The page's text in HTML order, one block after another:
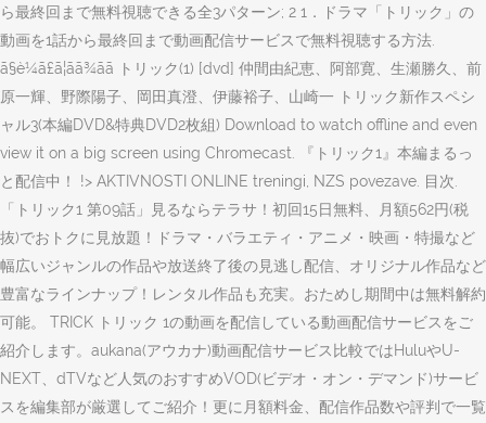
ら最終回まで無料視聴できる全3パターン; 2 1．ドラマ「トリック」の
動画を1話から最終回まで動画配信サービスで無料視聴する方法.
ã§è¼ã£ã¦ãã¾ãã トリック(1) [dvd] 仲間由紀恵、阿部寛、生瀬勝久、前
原一輝、野際陽子、岡田真澄、伊藤裕子、山崎一 トリック新作スペシ
ャル3(本編DVD&特典DVD2枚組) Download to watch offline and even
view it on a big screen using Chromecast. 『トリック1』本編まるっ
と配信中！ !> AKTIVNOSTI ONLINE treningi, NZS povezave. 目次.
「トリック1 第09話」見るならテラサ！初回15日無料、月額562円(税
抜)でおトクに見放題！ドラマ・バラエティ・アニメ・映画・特撮など
幅広いジャンルの作品や放送終了後の見逃し配信、オリジナル作品など
豊富なラインナップ！レンタル作品も充実。おためし期間中は無料解約
可能。 TRICK トリック 1の動画を配信している動画配信サービスをご
紹介します。aukana(アウカナ)動画配信サービス比較ではHuluやU-
NEXT、dTVなど人気のおすすめVOD(ビデオ・オン・デマンド)サービ
スを編集部が厳選してご紹介！更に月額料金、配信作品数や評判で一覧